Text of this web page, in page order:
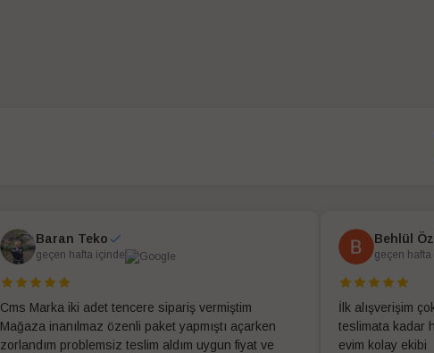
Baran Teko
geçen hafta içinde
Cms Marka iki adet tencere sipariş vermiştim
Mağaza inanılmaz özenli paket yapmıştı açarken
zorlandım problemsiz teslim aldım uygun fiyat ve
Behlül
geçen hafta
İlk alışverişim
teslimata kadar
evim kolay ekibi